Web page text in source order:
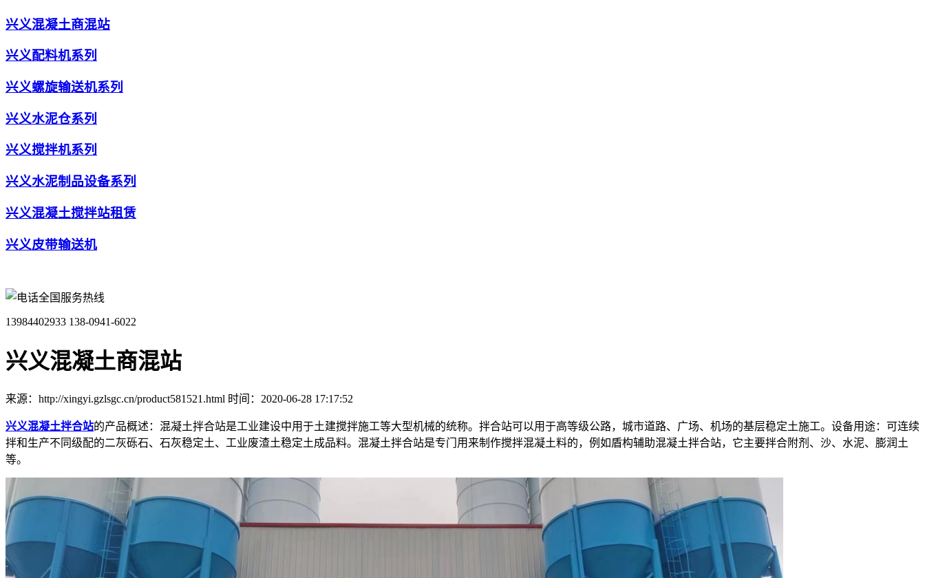
兴义混凝土商混站
兴义配料机系列
兴义螺旋输送机系列
兴义水泥仓系列
兴义搅拌机系列
兴义水泥制品设备系列
兴义混凝土搅拌站租赁
兴义皮带输送机
全国服务热线
13984402933 138-0941-6022
兴义混凝土商混站
来源：http://xingyi.gzlsgc.cn/product581521.html 时间：2020-06-28 17:17:52
兴义混凝土拌合站的产品概述：混凝土拌合站是工业建设中用于土建搅拌施工等大型机械的统称。拌合站可以用于高等级公路，城市道路、广场、机场的基层稳定土施工。设备用途：可连续
拌和生产不同级配的二灰砾石、石灰稳定土、工业废渣土稳定土成品料。混凝土拌合站是专门用来制作搅拌混凝土料的，例如盾构辅助混凝土拌合站，它主要拌合附剂、沙、水泥、膨润土
等。